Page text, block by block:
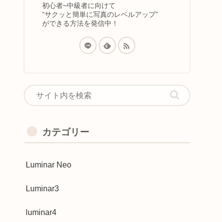
初心者~中級者に向けて
”サクッと簡単に写真のレベルアップ”
ができる方法を発信中！
カテゴリー
Luminar Neo
Luminar3
luminar4